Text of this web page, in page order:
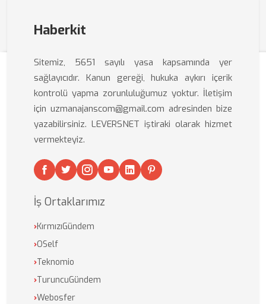
Haberkit
Sitemiz, 5651 sayılı yasa kapsamında yer
sağlayıcıdır. Kanun gereği, hukuka aykırı içerik
kontrolü yapma zorunluluğumuz yoktur. İletişim
için uzmanajanscom@gmail.com adresinden bize
yazabilirsiniz. LEVERSNET iştiraki olarak hizmet
vermekteyiz.
İş Ortaklarımız
›KırmızıGündem
›OSelf
›Teknomio
›TuruncuGündem
›Webosfer